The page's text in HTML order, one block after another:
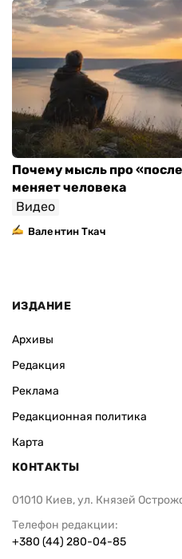
Почему мысль про
меняет человека
Видео
Валентин Ткач
ИЗДАНИЕ
Архивы
Редакция
Реклама
Редакционная политика
Карта
КОНТАКТЫ
01010 Киев, ул. Князей
Телефон редакции:
+380 (44) 280-04-85